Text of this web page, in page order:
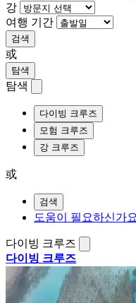
강
여행 기간
검색
或
탐색
탐색
다이빙 크루즈
모험 크루즈
강 크루즈
或
검색
도움이 필요하신가
다이빙 크루즈
다이빙 크루즈